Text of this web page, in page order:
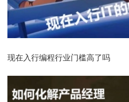
现在入行编程行业门槛高了吗